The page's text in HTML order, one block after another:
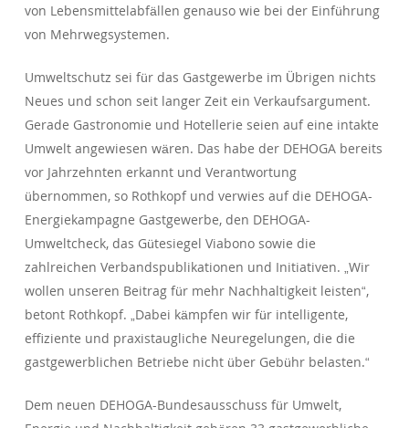
von Lebensmittelabfällen genauso wie bei der Einführung
von Mehrwegsystemen.
Umweltschutz sei für das Gastgewerbe im Übrigen nichts
Neues und schon seit langer Zeit ein Verkaufsargument.
Gerade Gastronomie und Hotellerie seien auf eine intakte
Umwelt angewiesen wären. Das habe der DEHOGA bereits
vor Jahrzehnten erkannt und Verantwortung
übernommen, so Rothkopf und verwies auf die DEHOGA-
Energiekampagne Gastgewerbe, den DEHOGA-
Umweltcheck, das Gütesiegel Viabono sowie die
zahlreichen Verbandspublikationen und Initiativen. „Wir
wollen unseren Beitrag für mehr Nachhaltigkeit leisten“,
betont Rothkopf. „Dabei kämpfen wir für intelligente,
effiziente und praxistaugliche Neuregelungen, die die
gastgewerblichen Betriebe nicht über Gebühr belasten.“
Dem neuen DEHOGA-Bundesausschuss für Umwelt,